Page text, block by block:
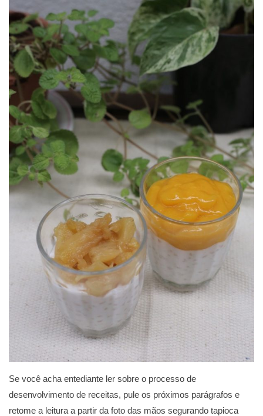
Se você acha entediante ler sobre o processo de
desenvolvimento de receitas, pule os próximos parágrafos e
retome a leitura a partir da foto das mãos segurando tapioca